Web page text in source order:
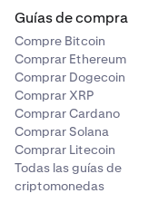
Guías de compra
Compre Bitcoin
Comprar Ethereum
Comprar Dogecoin
Comprar XRP
Comprar Cardano
Comprar Solana
Comprar Litecoin
Todas las guías de
criptomonedas